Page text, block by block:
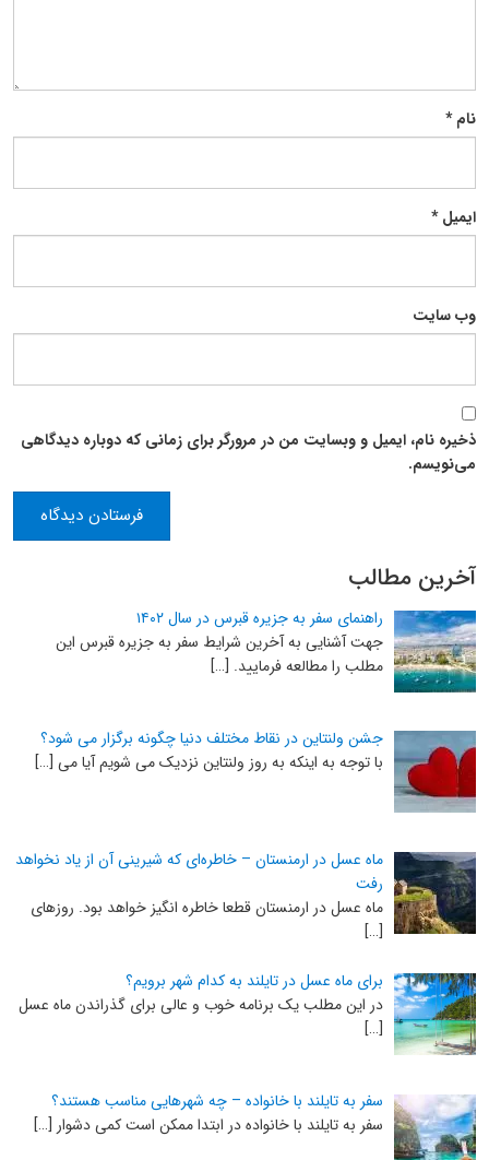
نام*
ایمیل*
وب‌ سایت
ذخیره نام، ایمیل و وبسایت من در مرورگر برای زمانی که دوباره دیدگاهی
می‌نویسم.
آخرین مطالب
راهنمای سفر به جزیره قبرس در سال ۱۴۰۲
جهت آشنایی به آخرین شرایط سفر به جزیره قبرس این
مطلب را مطالعه فرمایید. […]
جشن ولنتاین در نقاط مختلف دنیا چگونه برگزار می شود؟
با توجه به اینکه به روز ولنتاین نزدیک می شویم آیا می […]
ماه عسل در ارمنستان – خاطره‌ای که شیرینی آن از یاد نخواهد
رفت
ماه عسل در ارمنستان قطعا خاطره انگیز خواهد بود. روزهای
[…]
برای ماه عسل در تایلند به کدام شهر برویم؟
در این مطلب یک برنامه خوب و عالی برای گذراندن ماه عسل
[…]
سفر به تایلند با خانواده – چه شهرهایی مناسب هستند؟
سفر به تایلند با خانواده در ابتدا ممکن است کمی دشوار […]